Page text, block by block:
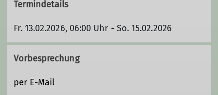
Termindetails
Fr. 13.02.2026, 06:00 Uhr - So. 15.02.2026
Vorbesprechung
per E-Mail